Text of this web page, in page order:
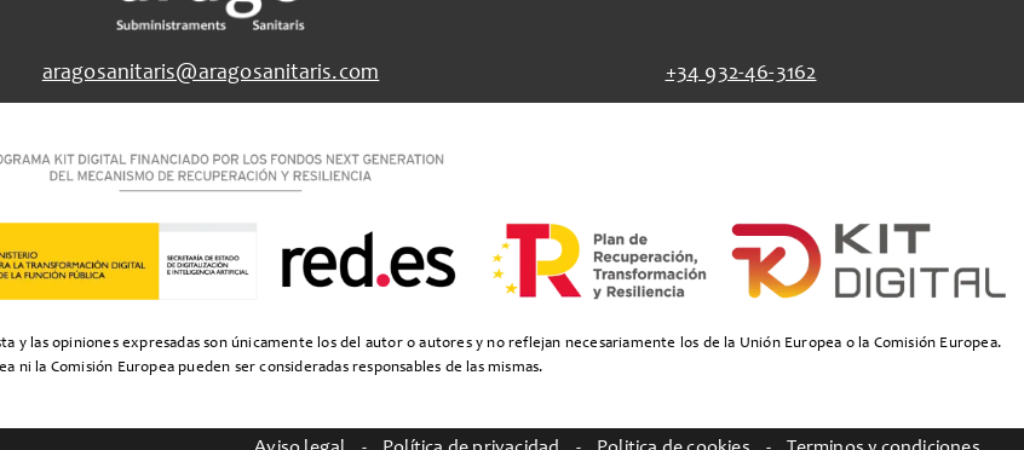
aragosanitaris@aragosanitaris.com +34 932-46-3162
y las opiniones expresadas son únicamente los del autor o autores y no reflejan necesariamente los de la Unión Europea o la Comisión Europea.
ni la Comisión Europea pueden ser consideradas responsables de las mismas.